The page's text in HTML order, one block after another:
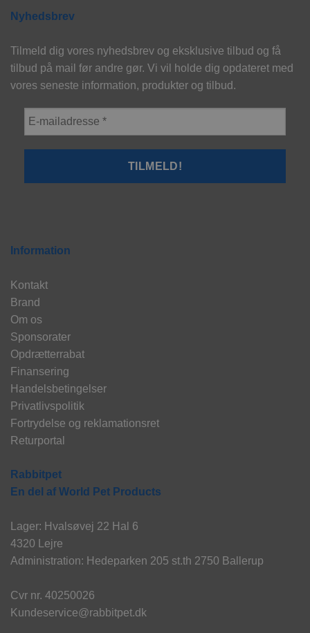
Nyhedsbrev
Tilmeld dig vores nyhedsbrev og eksklusive tilbud og få
tilbud på mail før andre gør. Vi vil holde dig opdateret med
vores seneste information, produkter og tilbud.
Information
Kontakt
Brand
Om os
Sponsorater
Opdrætterrabat
Finansering
Handelsbetingelser
Privatlivspolitik
Fortrydelse og reklamationsret
Returportal
Rabbitpet
En del af World Pet Products
Lager: Hvalsøvej 22 Hal 6
4320 Lejre
Administration: Hedeparken 205 st.th 2750 Ballerup
Cvr nr. 40250026
Kundeservice@rabbitpet.dk